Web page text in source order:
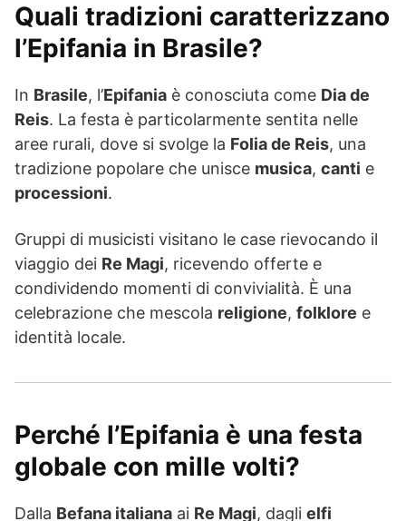
Quali tradizioni caratterizzano
l’Epifania in Brasile?
In Brasile, l’Epifania è conosciuta come Dia de
Reis. La festa è particolarmente sentita nelle
aree rurali, dove si svolge la Folia de Reis, una
tradizione popolare che unisce musica, canti e
processioni.
Gruppi di musicisti visitano le case rievocando il
viaggio dei Re Magi, ricevendo offerte e
condividendo momenti di convivialità. È una
celebrazione che mescola religione, folklore e
identità locale.
Perché l’Epifania è una festa
globale con mille volti?
Dalla Befana italiana ai Re Magi, dagli elfi